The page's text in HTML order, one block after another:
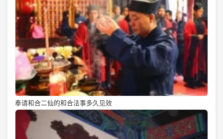
奉请和合二仙的和合法事多久见效